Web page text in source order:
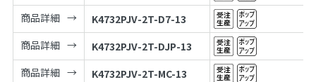
商品詳細
K4732PJV-2T-D7-13
商品詳細
K4732PJV-2T-DJP-13
商品詳細
K4732PJV-2T-MC-13